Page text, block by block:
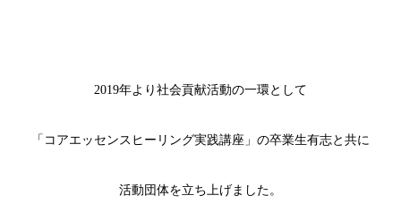
2019年より社会貢献活動の一環として
「コアエッセンスヒーリング実践講座」の卒業生有志と共に
活動団体を立ち上げました。